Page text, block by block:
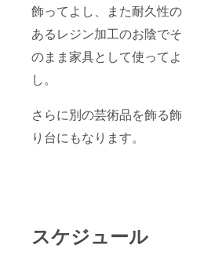
飾ってよし、また耐久性の
あるレジン加工のお陰でそ
のまま家具として使ってよ
し。
さらに別の芸術品を飾る飾
り台にもなります。
スケジュール